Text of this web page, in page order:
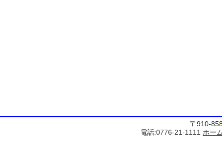
〒910-
電話:0776-21-1111 ホー